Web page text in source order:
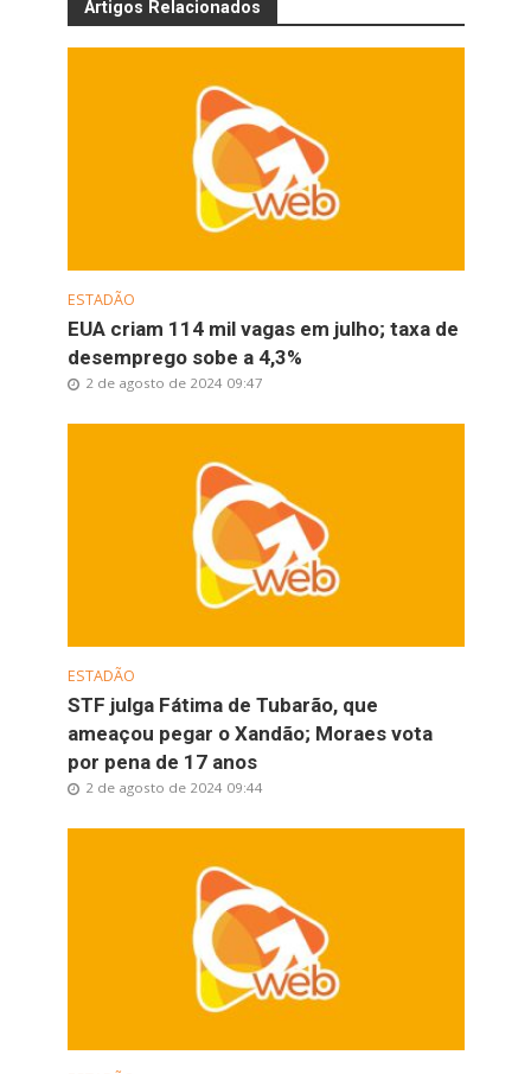
Artigos Relacionados
ESTADÃO
EUA criam 114 mil vagas em julho; taxa de
desemprego sobe a 4,3%
2 de agosto de 2024 09:47
ESTADÃO
STF julga Fátima de Tubarão, que
ameaçou pegar o Xandão; Moraes vota
por pena de 17 anos
2 de agosto de 2024 09:44